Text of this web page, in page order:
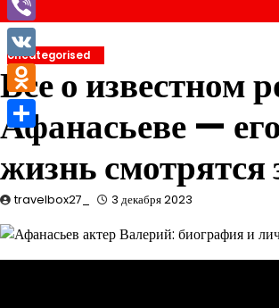
Uncategorised
Все о известном
Афанасьеве —
жизнь
travelbox27_ 3 декабря 2023
Viber
VK
Odnoklassniki
Отправить